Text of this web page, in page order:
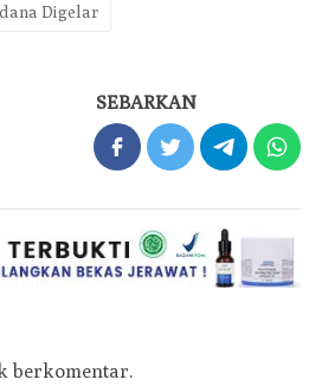
Digelar
SEBARKAN
berkomentar.